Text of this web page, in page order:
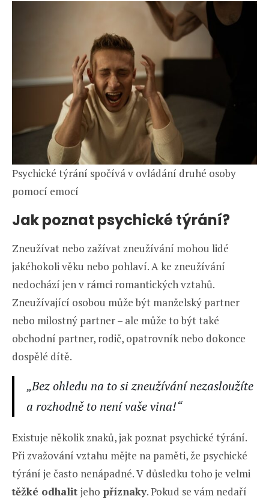
Psychické týrání spočívá v ovládání druhé osoby
pomocí emocí
Jak poznat psychické týrání?
Zneužívat nebo zažívat zneužívání mohou lidé
jakéhokoli věku nebo pohlaví. A ke zneužívání
nedochází jen v rámci romantických vztahů.
Zneužívající osobou může být manželský partner
nebo milostný partner – ale může to být také
obchodní partner, rodič, opatrovník nebo dokonce
dospělé dítě.
„Bez ohledu na to si zneužívání nezasloužíte
a rozhodně to není vaše vina!“
Existuje několik znaků, jak poznat psychické týrání.
Při zvažování vztahu mějte na paměti, že psychické
týrání je často nenápadné. V důsledku toho je velmi
těžké odhalit jeho příznaky. Pokud se vám nedaří